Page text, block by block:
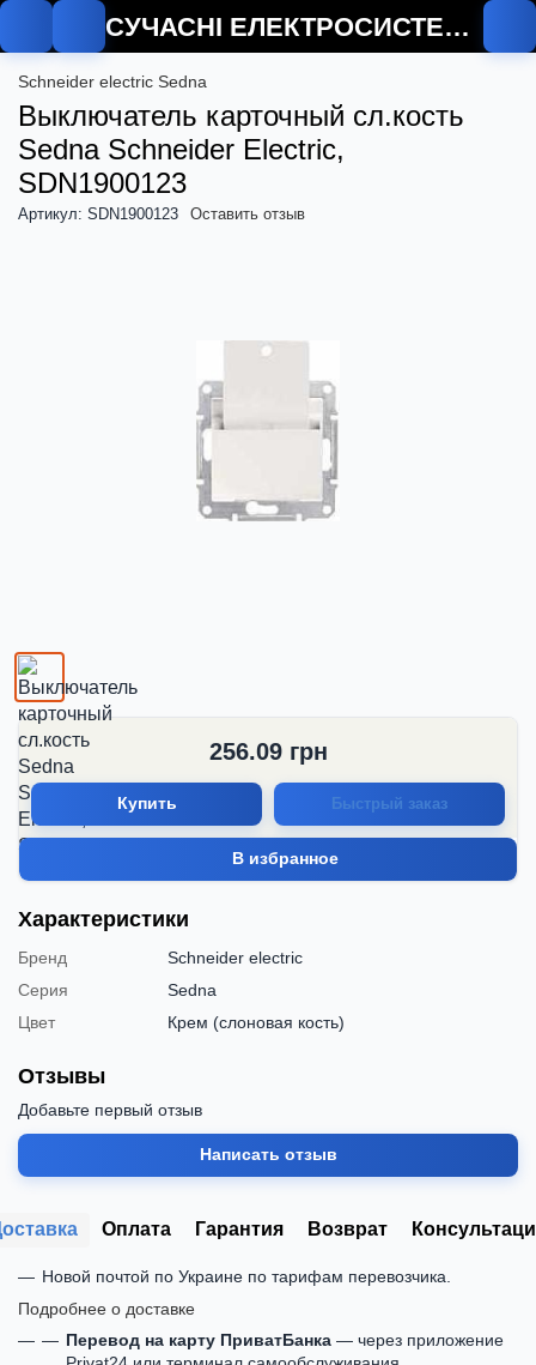
СУЧАСНІ ЕЛЕКТРОСИСТЕМИ
Schneider electric Sedna
Выключатель карточный сл.кость
Sedna Schneider Electric,
SDN1900123
Артикул: SDN1900123 Оставить отзыв
256.09грн
Купить Быстрый заказ
В избранное
Характеристики
Бренд
Schneider electric
Серия
Sedna
Цвет
Крем (слоновая кость)
Отзывы
Добавьте первый отзыв
Написать отзыв
Оплата Гарантия Возврат
Новой почтой по Украине по тарифам перевозчика.
Подробнее о доставке
Перевод на карту ПриватБанка — через приложение